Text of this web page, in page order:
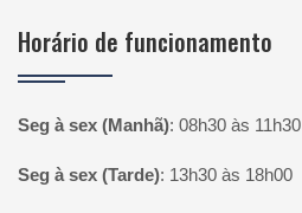
Horário de funcionamento
Seg à sex (Manhã): 08h30 às 11h30
Seg à sex (Tarde): 13h30 às 18h00